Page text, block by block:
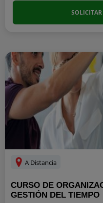
A Distancia
CURSO DE
GESTIÓN DEL TIEMPO